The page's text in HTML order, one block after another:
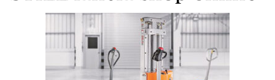
RICERCA
TURISMO